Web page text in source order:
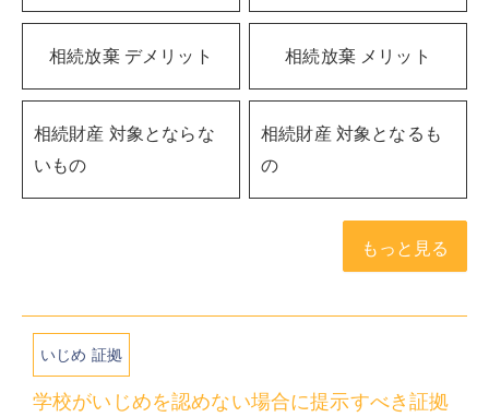
相続放棄 デメリット 相続放棄 メリット
相続財産 対象とならな
いもの
相続財産 対象となるも
の
もっと見る
いじめ 証拠
学校がいじめを認めない場合に提示すべき証拠